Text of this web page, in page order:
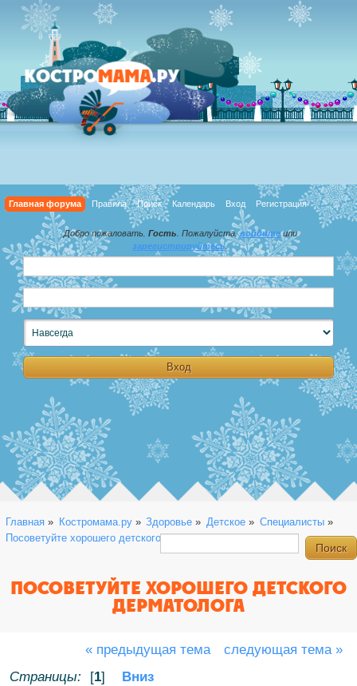
Главная форума Правила Поиск Календарь Вход Регистрация
Добро пожаловать, Гость . Пожалуйста,войдитеили
зарегистрируйтесь.
Главная » Костромама.ру» Здоровье » Детское» Специалисты»
Посоветуйте хорошего детского дерматолога
ПОСОВЕТУЙТЕ ХОРОШЕГО ДЕТСКОГО
ДЕРМАТОЛОГА
« предыдущая тема
следующая тема »
Страницы:
[1] Вниз